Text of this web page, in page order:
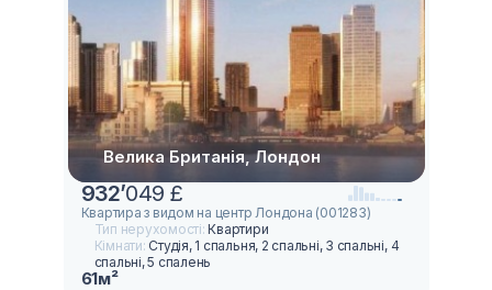
Велика Британія, Лондон
932’049 £
Квартира з видом на центр Лондона (001283)
Тип нерухомості:Квартири
Кімнати: Студія, 1 спальня, 2 спальні, 3 спальні, 4
спальні, 5 спалень
61м²